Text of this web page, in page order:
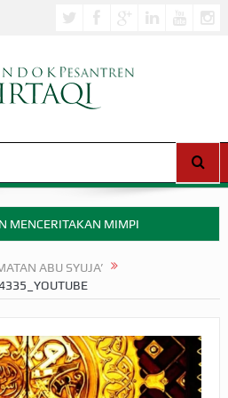
MENCERITAKAN MIMPI
PERANG BADAR
ABU SYUJA’